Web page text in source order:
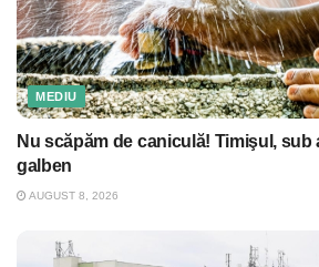
MEDIU
Nu scăpăm de caniculă! Timişul, sub
galben
AUGUST 8, 2026